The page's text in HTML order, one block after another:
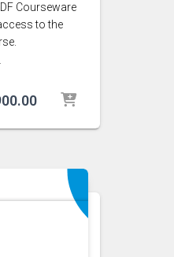
Courseware
to the
Price
€800.00
€900.00